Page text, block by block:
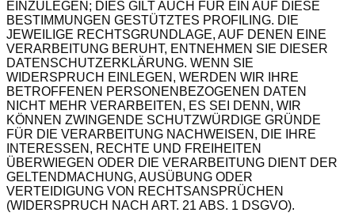
EINZULEGEN; DIES GILT AUCH FÜR EIN AUF DIESE
BESTIMMUNGEN GESTÜTZTES PROFILING. DIE
JEWEILIGE RECHTSGRUNDLAGE, AUF DENEN EINE
VERARBEITUNG BERUHT, ENTNEHMEN SIE DIESER
DATENSCHUTZERKLÄRUNG. WENN SIE
WIDERSPRUCH EINLEGEN, WERDEN WIR IHRE
BETROFFENEN PERSONENBEZOGENEN DATEN
NICHT MEHR VERARBEITEN, ES SEI DENN, WIR
KÖNNEN ZWINGENDE SCHUTZWÜRDIGE GRÜNDE
FÜR DIE VERARBEITUNG NACHWEISEN, DIE IHRE
INTERESSEN, RECHTE UND FREIHEITEN
ÜBERWIEGEN ODER DIE VERARBEITUNG DIENT DER
GELTENDMACHUNG, AUSÜBUNG ODER
VERTEIDIGUNG VON RECHTSANSPRÜCHEN
(WIDERSPRUCH NACH ART. 21 ABS. 1 DSGVO).